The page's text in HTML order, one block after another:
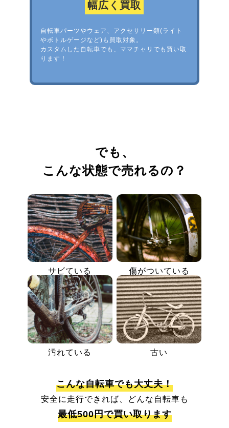
幅広く買取
自転車パーツやウェア、アクセサリー類(ライト
やボトルゲージなど)も買取対象。
カスタムした自転車でも、ママチャリでも買い取
ります！
でも、
こんな状態で売れるの？
サビている 傷がついている
汚れている 古い
こんな自転車でも大丈夫！
安全に走行できれば、どんな自転車も
最低500円で買い取ります